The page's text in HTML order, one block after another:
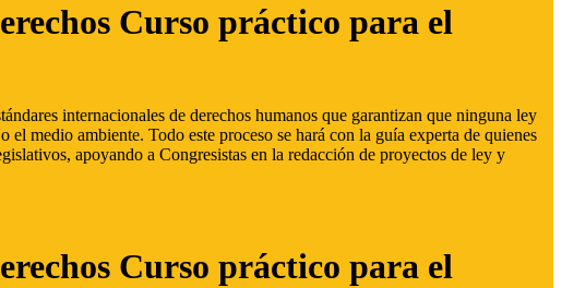
Curso práctico para el
internacionales de derechos humanos que garantizan que ninguna ley
medio ambiente. Todo este proceso se hará con la guía experta de quienes
apoyando a Congresistas en la redacción de proyectos de ley y
Curso práctico para el